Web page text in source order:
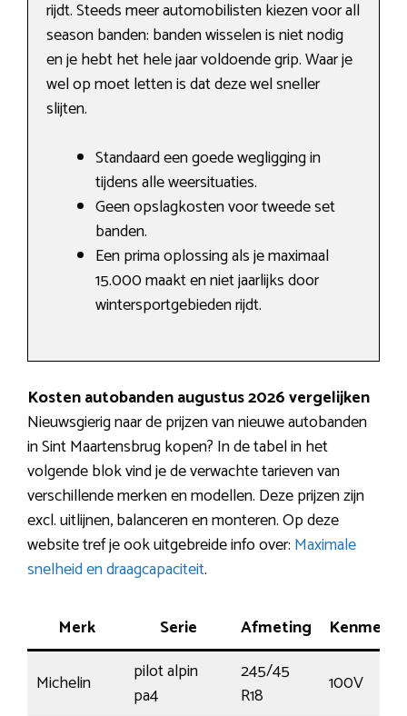
rijdt. Steeds meer automobilisten kiezen voor all
season banden: banden wisselen is niet nodig
en je hebt het hele jaar voldoende grip. Waar je
wel op moet letten is dat deze wel sneller
slijten.
Standaard een goede wegligging in
tijdens alle weersituaties.
Geen opslagkosten voor tweede set
banden.
Een prima oplossing als je maximaal
15.000 maakt en niet jaarlijks door
wintersportgebieden rijdt.
Kosten autobanden augustus 2026 vergelijken
Nieuwsgierig naar de prijzen van nieuwe autobanden
in Sint Maartensbrug kopen? In de tabel in het
volgende blok vind je de verwachte tarieven van
verschillende merken en modellen. Deze prijzen zijn
excl. uitlijnen, balanceren en monteren. Op deze
website tref je ook uitgebreide info over: Maximale
snelheid en draagcapaciteit.
Merk Serie Afmeting Kenmerk
Michelin
pilot alpin
pa4
245/45
R18
100V